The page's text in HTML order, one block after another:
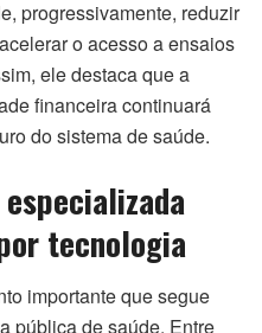
progressivamente, reduzir
o acesso a ensaios
ele destaca que a
financeira continuará
do sistema de saúde.
tecnologia
importante que segue
pública de saúde. Entre